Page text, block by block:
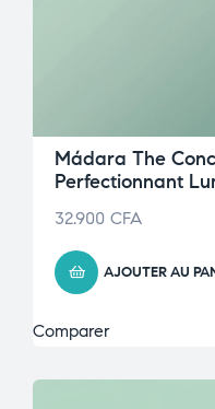
Mádara The
Perfectionnant
32.900 CFA
AJOUTER AU
Comparer